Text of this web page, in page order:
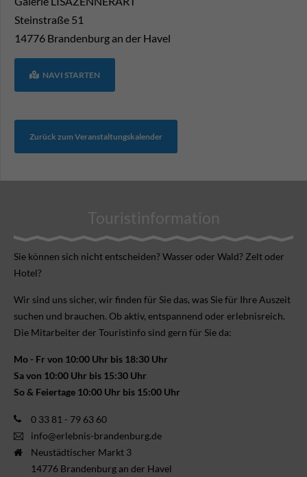
Steinstraße 51
14776 Brandenburg an der Havel
NAVI STARTEN
Zurück zum Veranstaltungskalender
Touristinformation
Sie können sich nicht ent­scheiden? Wasser oder Wald? Zelt oder
Hotel?
Wir sind uns sicher, wir finden für Sie das, was Sie für Ihre Aus­zeit
suchen und brauchen. Ob aktiv, ent­spannend oder erlebnis­reich.
Die Mitarbeiter der Touristinfo sind gern für Sie da:
Mo - Fr von 10:00 Uhr bis 18:30 Uhr
Sa von 10:00 Uhr bis 15:30 Uhr
So & Feiertage 10:00 Uhr bis 15:00 Uhr
0 33 81 - 79 63 60
info@erlebnis-brandenburg.de
Neustädtischer Markt 3
14776 Brandenburg an der Havel